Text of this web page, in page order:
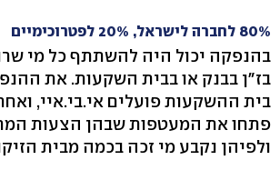
80% לחברה לישראל, 20% לפטרוכימיים
בהנפקה יכול היה להשתתף כל מי
בז"ן בבנק או בבית השקעות. את
בית ההשקעות פועלים אי.בי.איי,
פתחו את המעטפות שבהן הצעות
ולפיהן נקבע מי זכה בכמה מבית